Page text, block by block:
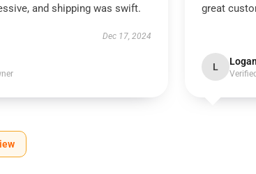
and shipping was swift.
Dec 17, 2024
great
L Logan